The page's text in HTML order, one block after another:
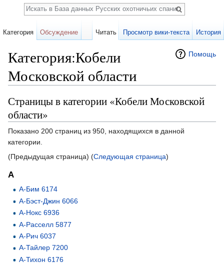
Помощь
Категория:Кобели
Московской области
Страницы в категории «Кобели Московской
области»
Показано 200 страниц из 950, находящихся в данной
категории.
(Предыдущая страница) (Следующая страница)
А
А-Бим 6174
А-Бэст-Джин 6066
А-Нокс 6936
А-Расселл 5877
А-Рич 6037
А-Тайлер 7200
А-Тихон 6176
Категория Обсуждение Читать Просмотр вики-текста История
Поиск